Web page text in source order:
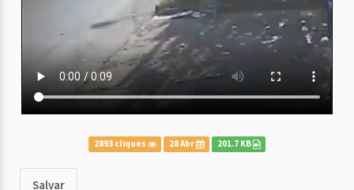
2893 cliques 28 Abr 201.7 KB
Salvar